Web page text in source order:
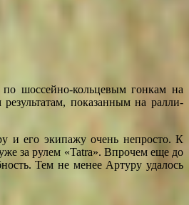
по шоссейно-кольцевым гонкам на
показанным на ралли-
и его экипажу очень непросто. К
за рулем «Tatra». Впрочем еще до
Тем не менее Артуру удалось